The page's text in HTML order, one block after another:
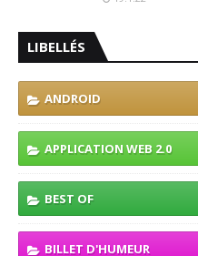
LIBELLÉS
ANDROID
APPLICATION WEB 2.0
BEST OF
BILLET D'HUMEUR